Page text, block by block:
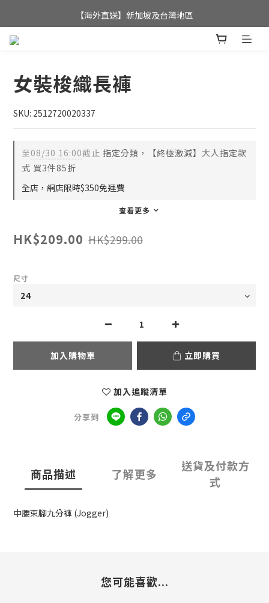
全店滿$350，即可享港澳地區免運費;
【海外直送】新加坡及台灣地區
女裝梭織長褲
SKU: 2512720020337
至08/30 16:00截止 指定分類，【終極激減】大人指定款
式 買3件85折
全店，網店限時$350免運費
查看更多
HK$209.00 HK$299.00
尺寸
加入購物車 立即購買
加入追蹤清單
分享到
商品描述 了解更多
送貨及付款方
式
中腰束腳九分褲 (Jogger)
您可能喜歡...